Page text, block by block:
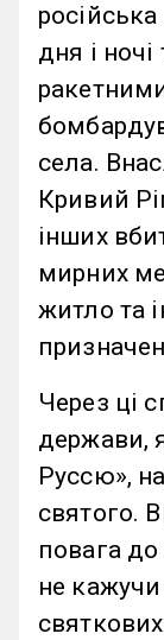
дня і
села.
Кривий
інших
мирних
житло та
Через ці
держави,
Руссю»,
святого.
повага
не